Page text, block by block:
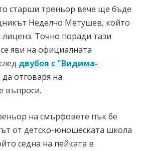
старши треньор вече ще бъде
Неделчо Метушев, който
Точно поради тази
яви на официалната
двубоя с "Видима-
да отговаря на
въпроси.
на смърфовете пък бе
от детско-юношеската школа
седна на пейката в